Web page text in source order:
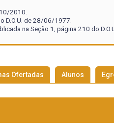
2010.
D.O.U. de 28/06/1977.
na Seção 1, página 210 do
Ofertadas Alunos